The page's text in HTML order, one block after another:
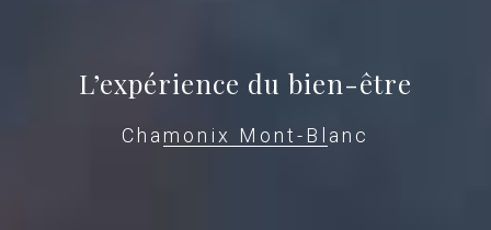
L’expérience du bien-être
Chamonix Mont-Blanc